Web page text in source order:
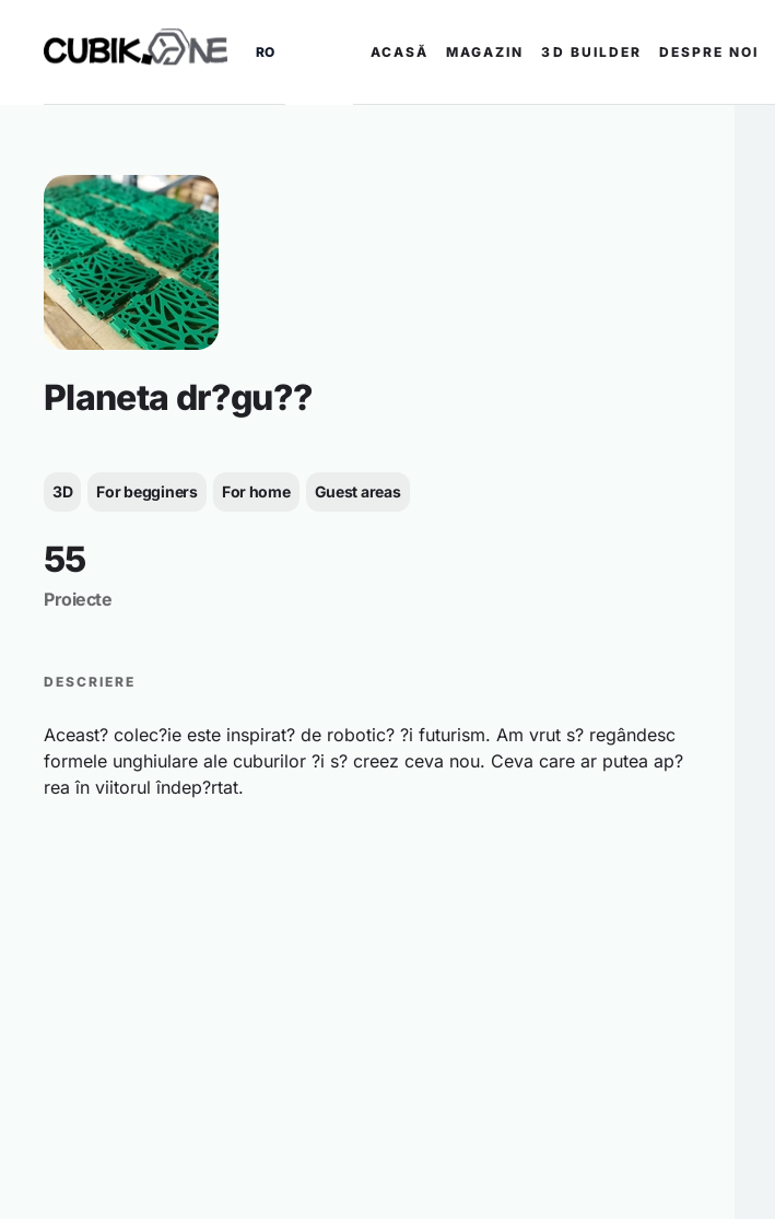
RO ACASĂ MAGAZIN 3D BUILDER DESPRE NOI
Planeta dr?gu??
3D For begginers For home Guest areas
55
Proiecte
DESCRIERE
Aceast? colec?ie este inspirat? de robotic? ?i futurism. Am vrut s? regândesc
formele unghiulare ale cuburilor ?i s? creez ceva nou. Ceva care ar putea ap?
rea în viitorul îndep?rtat.